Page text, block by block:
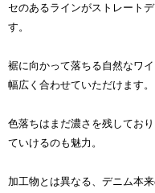
セのあるラインがストレート
す。
裾に向かって落ちる自然なワ
幅広く合わせていただけます。
色落ちはまだ濃さを残してお
ていけるのも魅力。
加工物とは異なる、デニム本